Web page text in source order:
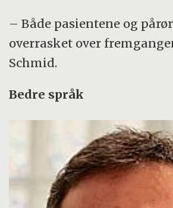
– Både pasientene og
overrasket over
Schmid.
Bedre språk